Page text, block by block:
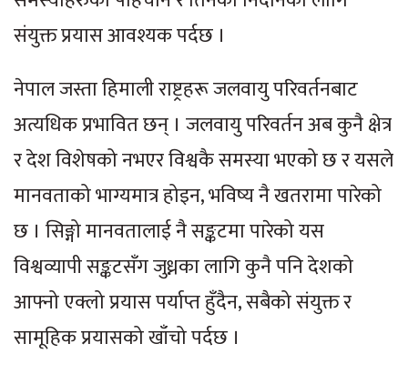
संयुक्त प्रयास आवश्यक पर्दछ ।
नेपाल जस्ता हिमाली राष्ट्रहरू जलवायु परिवर्तनबाट
अत्यधिक प्रभावित छन् । जलवायु परिवर्तन अब कुनै क्षेत्र
र देश विशेषको नभएर विश्वकै समस्या भएको छ र यसले
मानवताको भाग्यमात्र होइन, भविष्य नै खतरामा पारेको
छ । सिङ्गो मानवतालाई नै सङ्कटमा पारेको यस
विश्वव्यापी सङ्कटसँग जुध्नका लागि कुनै पनि देशको
आफ्नो एक्लो प्रयास पर्याप्त हुँदैन, सबैको संयुक्त र
सामूहिक प्रयासको खाँचो पर्दछ ।